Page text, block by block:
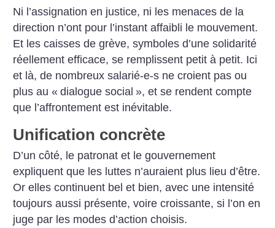
Ni l’assignation en justice, ni les menaces de la
direction n’ont pour l’instant affaibli le mouvement.
Et les caisses de grève, symboles d’une solidarité
réellement efficace, se remplissent petit à petit. Ici
et là, de nombreux salarié-e-s ne croient pas ou
plus au « dialogue social », et se rendent compte
que l’affrontement est inévitable.
Unification concrète
D’un côté, le patronat et le gouvernement
expliquent que les luttes n’auraient plus lieu d’être.
Or elles continuent bel et bien, avec une intensité
toujours aussi présente, voire croissante, si l’on en
juge par les modes d’action choisis.